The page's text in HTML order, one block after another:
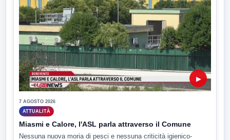
▶
7 AGOSTO 2026
ATTUALITÀ
Miasmi e Calore, l'ASL parla attraverso il Comune
Nessuna nuova moria di pesci e nessuna criticità igienico-